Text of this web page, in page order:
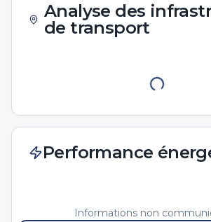
Analyse des
de transport
Performance
Informations non